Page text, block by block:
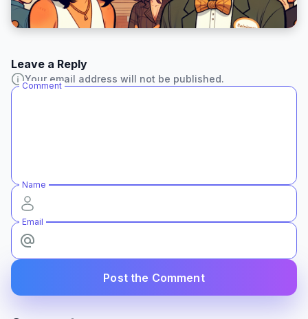
Leave a Reply
Your email address will not be published.
Comment
Name
Email
Post the Comment